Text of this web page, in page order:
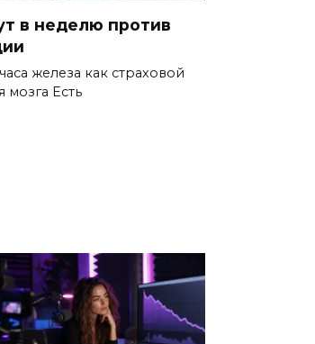
в неделю против
железа как страховой
мозга Есть